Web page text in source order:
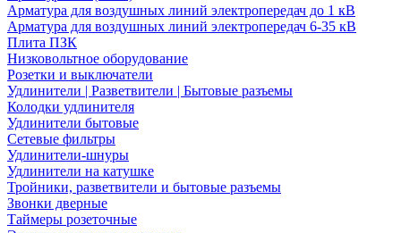
Арматура для воздушных линий электропередач до 1 кВ
Арматура для воздушных линий электропередач 6-35 кВ
Плита ПЗК
Низковольтное оборудование
Розетки и выключатели
Удлинители | Разветвители | Бытовые разъемы
Колодки удлинителя
Удлинители бытовые
Сетевые фильтры
Удлинители-шнуры
Удлинители на катушке
Тройники, разветвители и бытовые разъемы
Звонки дверные
Таймеры розеточные